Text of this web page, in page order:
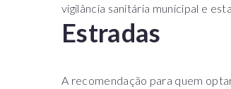
vigilância sanitária municipal e
Estradas
A recomendação para quem